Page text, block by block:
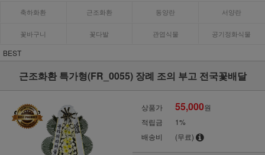
축하화환 근조화환 동양란 서양란
꽃바구니 꽃다발 관엽식물 공기정화식물
BEST
근조화환 특가형(FR_0055) 장례 조의 부고 전국꽃배달
상품가 55,000원
적립금
1%
배송비
(무료)